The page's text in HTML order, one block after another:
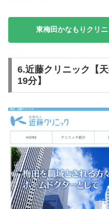
東梅田かなもりクリ
6.近藤クリニック【
19分】